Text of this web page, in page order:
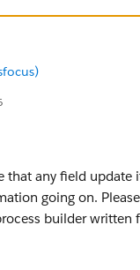
that any field update
going on.
builder written